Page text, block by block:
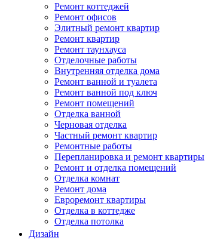
Ремонт коттеджей
Ремонт офисов
Элитный ремонт квартир
Ремонт квартир
Ремонт таунхауса
Отделочные работы
Внутренняя отделка дома
Ремонт ванной и туалета
Ремонт ванной под ключ
Ремонт помещений
Отделка ванной
Черновая отделка
Частный ремонт квартир
Ремонтные работы
Перепланировка и ремонт квартиры
Ремонт и отделка помещений
Отделка комнат
Ремонт дома
Евроремонт квартиры
Отделка в коттедже
Отделка потолка
Дизайн